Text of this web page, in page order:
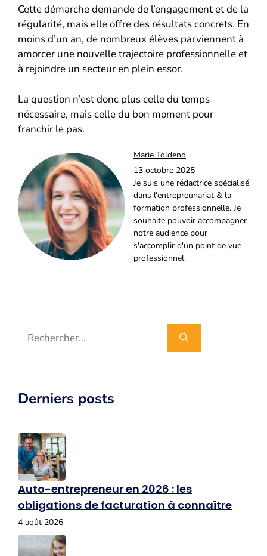
Cette démarche demande de l’engagement et de la
régularité, mais elle offre des résultats concrets. En
moins d’un an, de nombreux élèves parviennent à
amorcer une nouvelle trajectoire professionnelle et
à rejoindre un secteur en plein essor.
La question n’est donc plus celle du temps
nécessaire, mais celle du bon moment pour
franchir le pas.
Marie Toldeno
13 octobre 2025
Je suis une rédactrice spécialisé
dans l'entrepreunariat & la
formation professionnelle. Je
souhaite pouvoir accompagner
notre audience pour
s'accomplir d'un point de vue
professionnel.
Rechercher :
Derniers posts
Auto-entrepreneur en 2026 : les
obligations de facturation à connaître
4 août 2026